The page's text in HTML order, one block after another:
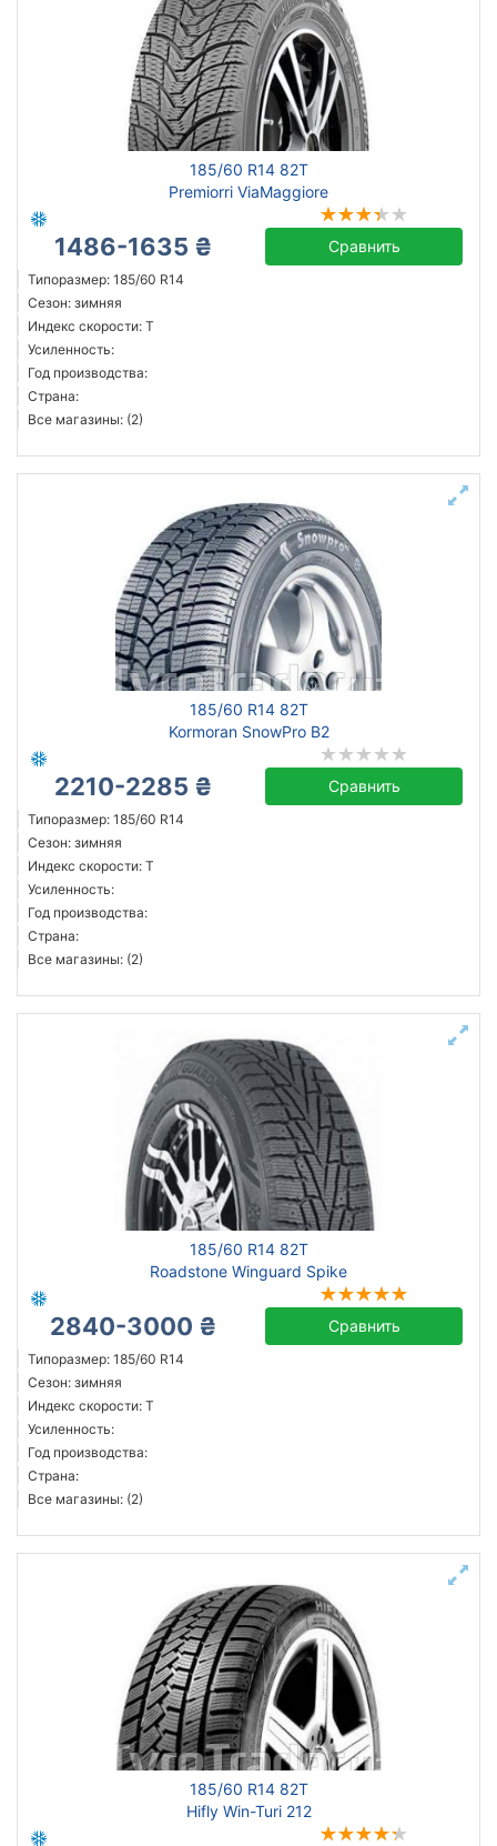
185/60 R14 82T
Premiorri ViaMaggiore
1486-1635 ₴ Сравнить
Типоразмер: 185/60 R14
Сезон: зимняя
Индекс скорости: T
Усиленность:
Год производства:
Страна:
Все магазины: (2)
185/60 R14 82T
Kormoran SnowPro B2
2210-2285 ₴ Сравнить
Типоразмер: 185/60 R14
Сезон: зимняя
Индекс скорости: T
Усиленность:
Год производства:
Страна:
Все магазины: (2)
185/60 R14 82T
Roadstone Winguard Spike
2840-3000 ₴ Сравнить
Типоразмер: 185/60 R14
Сезон: зимняя
Индекс скорости: T
Усиленность:
Год производства:
Страна:
Все магазины: (2)
185/60 R14 82T
Hifly Win-Turi 212